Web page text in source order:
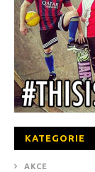
KATEGORIE
AKCE